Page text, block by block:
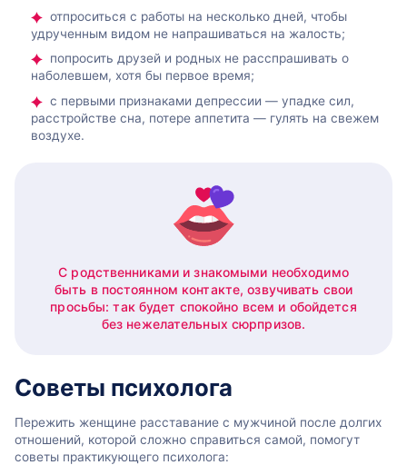
отпроситься с работы на несколько дней, чтобы
удрученным видом не напрашиваться на жалость;
попросить друзей и родных не расспрашивать о
наболевшем, хотя бы первое время;
с первыми признаками депрессии — упадке сил,
расстройстве сна, потере аппетита — гулять на свежем
воздухе.
С родственниками и знакомыми необходимо
быть в постоянном контакте, озвучивать свои
просьбы: так будет спокойно всем и обойдется
без нежелательных сюрпризов.
Советы психолога
Пережить женщине расставание с мужчиной после долгих
отношений, которой сложно справиться самой, помогут
советы практикующего психолога: